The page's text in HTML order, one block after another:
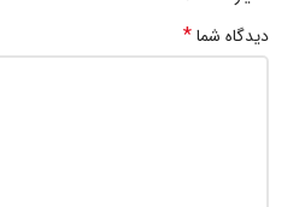
دیدگاه شما*